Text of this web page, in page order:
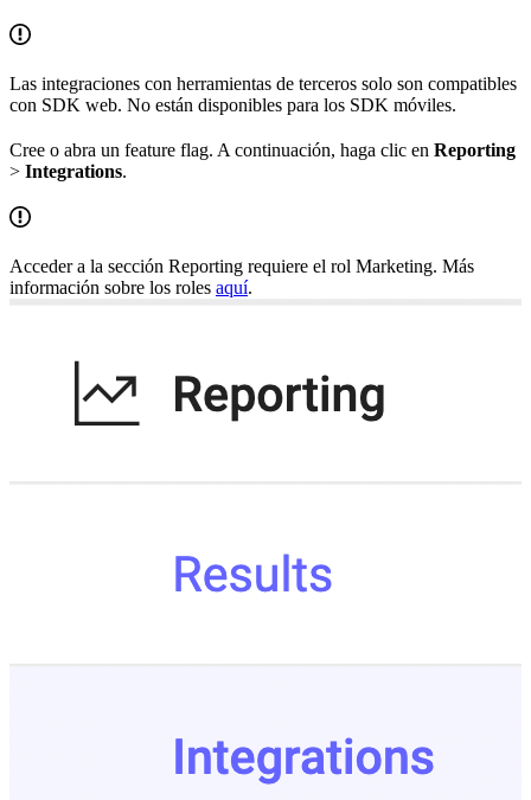
Las integraciones con herramientas de terceros solo son compatibles
con SDK web. No están disponibles para los SDK móviles.
Cree o abra un feature flag. A continuación, haga clic en Reporting
> Integrations.
Acceder a la sección Reporting requiere el rol Marketing. Más
información sobre los roles aquí.